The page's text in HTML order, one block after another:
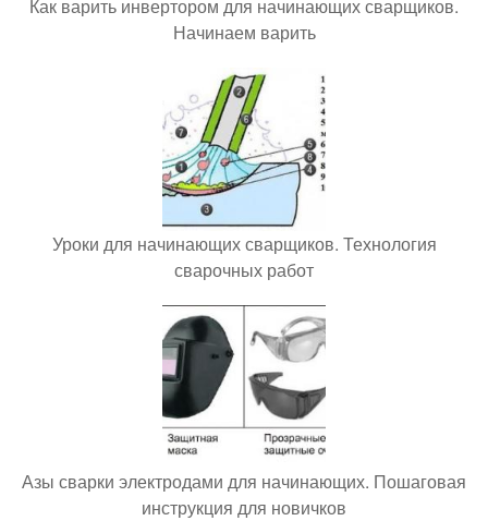
Как варить инвертором для начинающих сварщиков.
Начинаем варить
Уроки для начинающих сварщиков. Технология
сварочных работ
Азы сварки электродами для начинающих. Пошаговая
инструкция для новичков